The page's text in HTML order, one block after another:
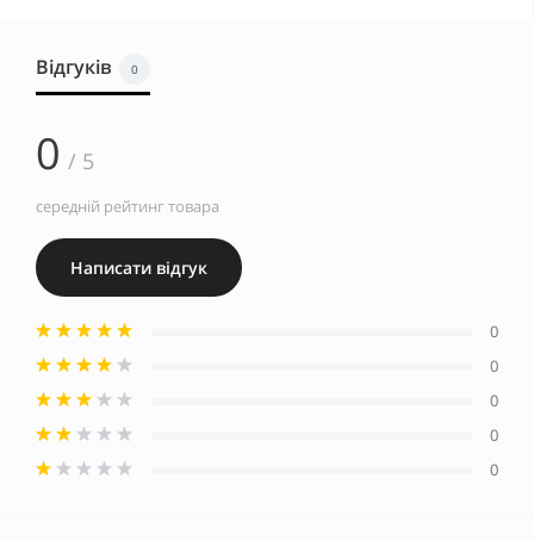
Відгуків 0
0 / 5
середній рейтинг товара
Написати відгук
0
0
0
0
0